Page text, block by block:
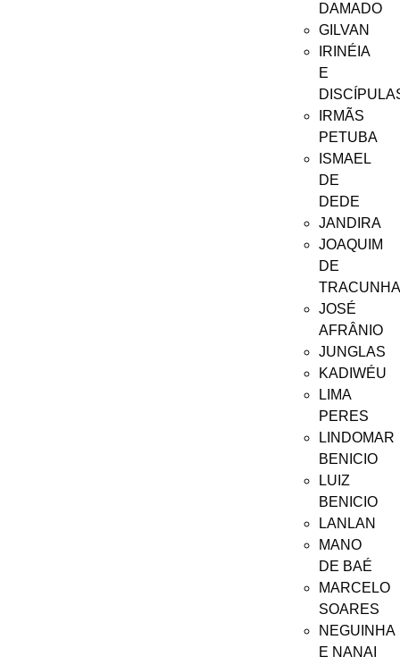
DAMADO
GILVAN
IRINÉIA
E
IRMÃS
PETUBA
ISMAEL
DE
DEDE
JANDIRA
JOAQUIM
DE
JOSÉ
AFRÂNIO
JUNGLAS
KADIWÉU
LIMA
PERES
LINDOMAR
BENICIO
LUIZ
BENICIO
LANLAN
MANO
DE BAÉ
MARCELO
SOARES
NEGUINHA
E NANAI